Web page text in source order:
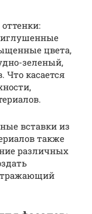
цвета,
зеленый,
Что касается
вставки из
также
различных